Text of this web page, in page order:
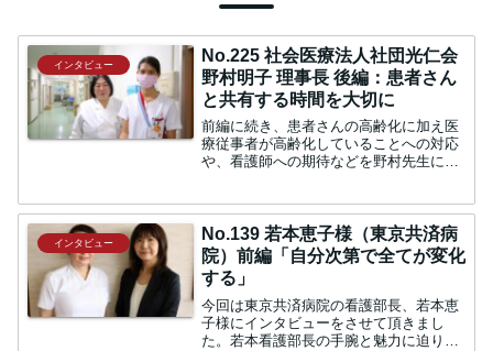
インタビュー
No.225 社会医療法人社団光仁会
野村明子 理事長 後編：患者さん
と共有する時間を大切に
前編に続き、患者さんの高齢化に加え医
療従事者が高齢化していることへの対応
や、看護師への期待などを野村先生にお
歴史がおありですので、いろいろ変化が
あったのではないでしょう...
インタビュー
No.139 若本恵子様（東京共済病
院）前編「自分次第で全てが変化
する」
今回は東京共済病院の看護部長、若本恵
子様にインタビューをさせて頂きまし
た。若本看護部長の手腕と魅力に迫りま